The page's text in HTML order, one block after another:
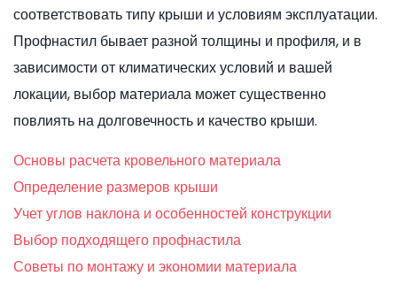
соответствовать типу крыши и условиям эксплуатации.
Профнастил бывает разной толщины и профиля, и в
зависимости от климатических условий и вашей
локации, выбор материала может существенно
повлиять на долговечность и качество крыши.
Основы расчета кровельного материала
Определение размеров крыши
Учет углов наклона и особенностей конструкции
Выбор подходящего профнастила
Советы по монтажу и экономии материала